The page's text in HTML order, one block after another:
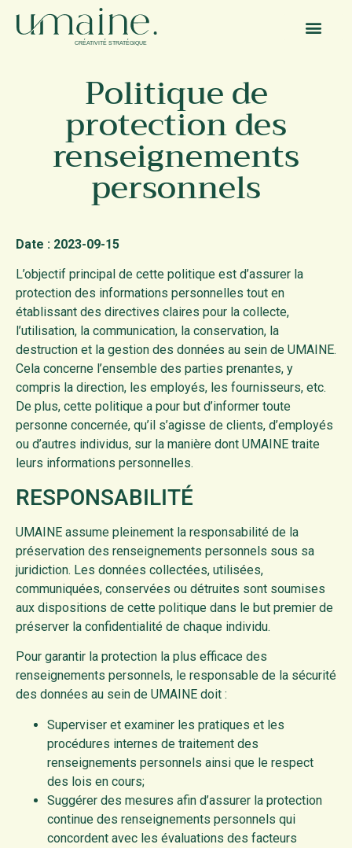
Politique de
protection des
renseignements
personnels
Date : 2023-09-15
L’objectif principal de cette politique est d’assurer la
protection des informations personnelles tout en
établissant des directives claires pour la collecte,
l’utilisation, la communication, la conservation, la
destruction et la gestion des données au sein de UMAINE.
Cela concerne l’ensemble des parties prenantes, y
compris la direction, les employés, les fournisseurs, etc.
De plus, cette politique a pour but d’informer toute
personne concernée, qu’il s’agisse de clients, d’employés
ou d’autres individus, sur la manière dont UMAINE traite
leurs informations personnelles.
RESPONSABILITÉ
UMAINE assume pleinement la responsabilité de la
préservation des renseignements personnels sous sa
juridiction. Les données collectées, utilisées,
communiquées, conservées ou détruites sont soumises
aux dispositions de cette politique dans le but premier de
préserver la confidentialité de chaque individu.
Pour garantir la protection la plus efficace des
renseignements personnels, le responsable de la sécurité
des données au sein de UMAINE doit :
Superviser et examiner les pratiques et les
procédures internes de traitement des
renseignements personnels ainsi que le respect
des lois en cours;
Suggérer des mesures afin d’assurer la protection
continue des renseignements personnels qui
concordent avec les évaluations des facteurs